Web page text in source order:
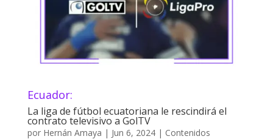
Ecuador:
La liga de fútbol ecuatoriana le rescindirá el
contrato televisivo a GolTV
por Hernán Amaya | Jun 6, 2024| Contenidos